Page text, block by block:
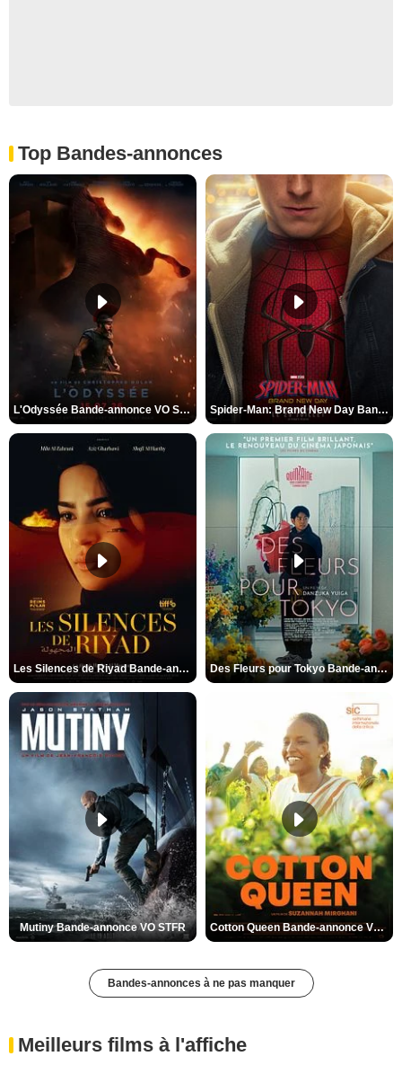
Top Bandes-annonces
L'Odyssée Bande-annonce VO STFR Spider-Man: Brand New Day Bande-annonce VO STFR
Les Silences de Riyad Bande-annonce VO STFR Des Fleurs pour Tokyo Bande-annonce VO STFR
Mutiny Bande-annonce VO STFR Cotton Queen Bande-annonce VO STFR
Bandes-annonces à ne pas manquer
Meilleurs films à l'affiche